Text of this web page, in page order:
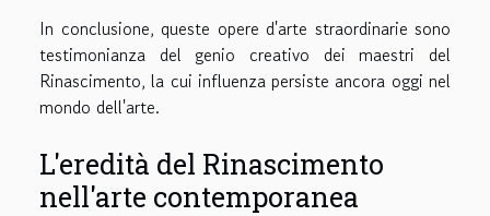
In conclusione, queste opere d'arte straordinarie sono
testimonianza del genio creativo dei maestri del
Rinascimento, la cui influenza persiste ancora oggi nel
mondo dell'arte.
L'eredità del Rinascimento
nell'arte contemporanea